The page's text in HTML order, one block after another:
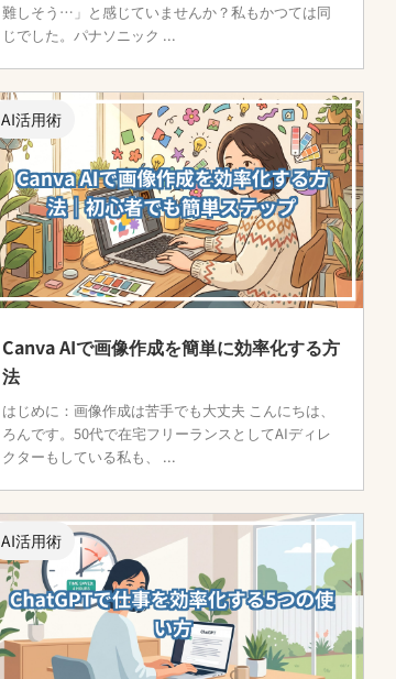
難しそう…」と感じていませんか？私もかつては同
じでした。パナソニック ...
AI活用術
Canva AIで画像作成を簡単に効率化する方
法
はじめに：画像作成は苦手でも大丈夫 こんにちは、
ろんです。50代で在宅フリーランスとしてAIディレ
クターもしている私も、 ...
AI活用術